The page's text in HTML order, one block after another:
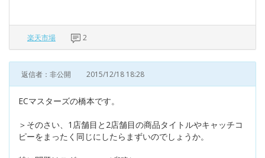
楽天市場 2
返信者：非公開 2015/12/18 18:28
ECマスターズの橋本です。
＞そのさい、1店舗目と2店舗目の商品タイトルやキャッチコ
ピーをまったく同じにしたらまずいのでしょうか。